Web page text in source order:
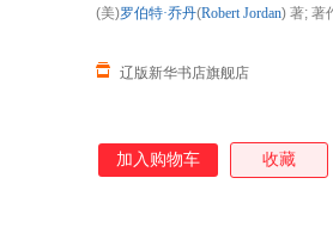
辽版新华书店旗舰店
(美)罗伯特·乔丹(Robert Jordan) 著; 著
加入购物车 收藏